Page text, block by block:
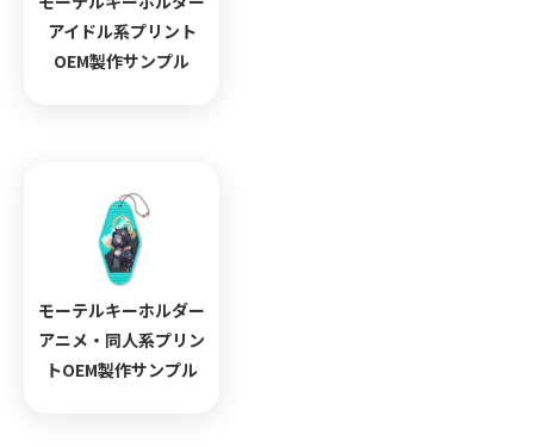
アイドル系プリント
OEM製作サンプル
モーテルキーホルダー
アニメ・同人系プリン
トOEM製作サンプル